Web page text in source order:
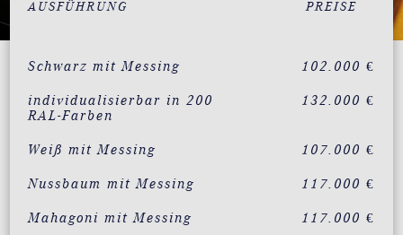
AUSFÜHRUNG PREISE
Schwarz mit Messing 102.000 €
individualisierbar in 200
RAL-Farben
132.000 €
Weiß mit Messing 107.000 €
Nussbaum mit Messing 117.000 €
Mahagoni mit Messing 117.000 €